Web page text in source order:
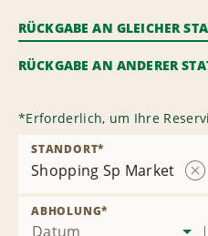
RÜCKGABE AN GLEICHER
RÜCKGABE AN ANDERER
*Erforderlich, um Ihre
Shopping Sp Market
STANDORT*
Datum
ABHOLUNG*